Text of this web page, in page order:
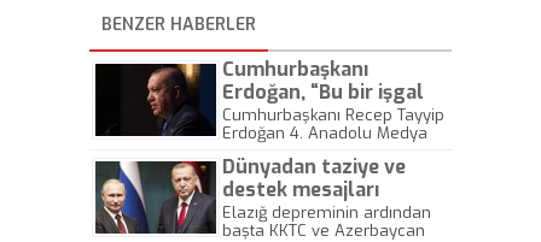
BENZER HABERLER
Cumhurbaşkanı
Erdoğan, “Bu bir işgal
projesidir. Yarın asıl
konuşmamı yapacağım”
Cumhurbaşkanı Recep Tayyip
Erdoğan 4. Anadolu Medya
Erdoğan, "'Yüzyılın anlaşması'
diyorlar. Ne anlaşması ya! Bu
bir işgal projesidir. Yarın asıl
konuşmamı yapacağım." dedi.
Dünyadan taziye ve
destek mesajları
Elazığ depreminin ardından
başta KKTC ve Azerbaycan